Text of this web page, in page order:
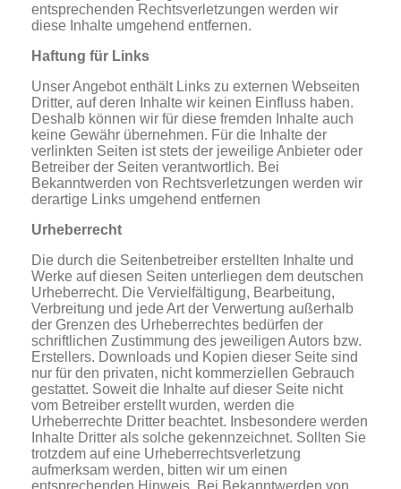
entsprechenden Rechtsverletzungen werden wir
diese Inhalte umgehend entfernen.
Haftung für Links
Unser Angebot enthält Links zu externen Webseiten
Dritter, auf deren Inhalte wir keinen Einfluss haben.
Deshalb können wir für diese fremden Inhalte auch
keine Gewähr übernehmen. Für die Inhalte der
verlinkten Seiten ist stets der jeweilige Anbieter oder
Betreiber der Seiten verantwortlich. Bei
Bekanntwerden von Rechtsverletzungen werden wir
derartige Links umgehend entfernen
Urheberrecht
Die durch die Seitenbetreiber erstellten Inhalte und
Werke auf diesen Seiten unterliegen dem deutschen
Urheberrecht. Die Vervielfältigung, Bearbeitung,
Verbreitung und jede Art der Verwertung außerhalb
der Grenzen des Urheberrechtes bedürfen der
schriftlichen Zustimmung des jeweiligen Autors bzw.
Erstellers. Downloads und Kopien dieser Seite sind
nur für den privaten, nicht kommerziellen Gebrauch
gestattet. Soweit die Inhalte auf dieser Seite nicht
vom Betreiber erstellt wurden, werden die
Urheberrechte Dritter beachtet. Insbesondere werden
Inhalte Dritter als solche gekennzeichnet. Sollten Sie
trotzdem auf eine Urheberrechtsverletzung
aufmerksam werden, bitten wir um einen